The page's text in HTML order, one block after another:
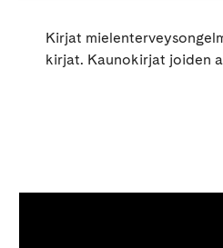
Kirjat
kirjat. Kaunokirjat joiden